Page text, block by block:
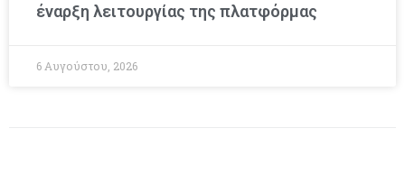
έναρξη λειτουργίας της πλατφόρμας
6 Αυγούστου, 2026